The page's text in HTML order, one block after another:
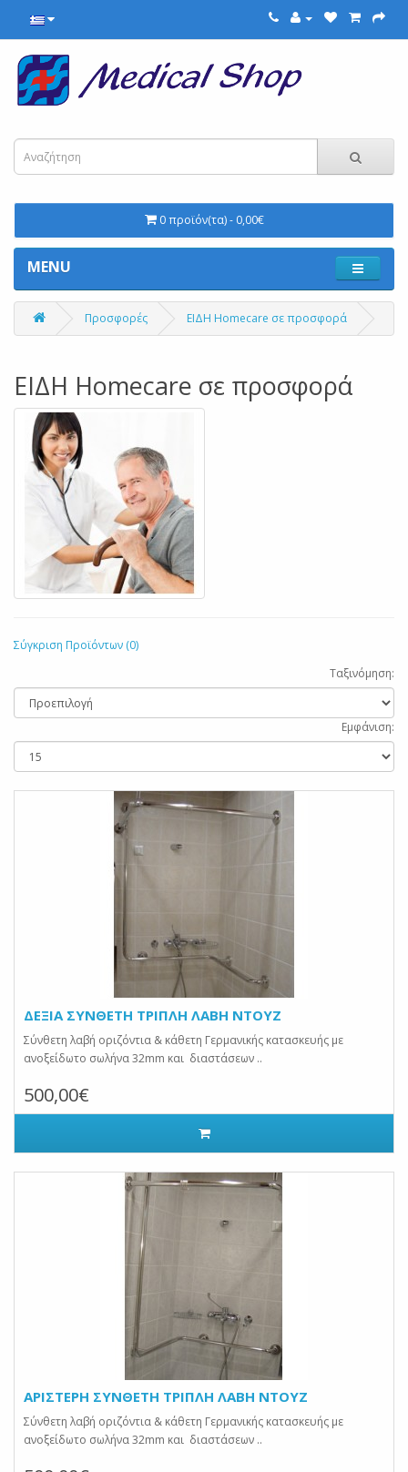
0 προϊόν(τα) - 0,00€
MENU
Προσφορές ΕΙΔΗ Homecare σε προσφορά
ΕΙΔΗ Homecare σε προσφορά
Σύγκριση Προϊόντων (0)
Ταξινόμηση:
Εμφάνιση:
ΔΕΞΙΑ ΣΥΝΘΕΤΗ ΤΡΙΠΛΗ ΛΑΒΗ ΝΤΟΥΖ
Σύνθετη λαβή οριζόντια & κάθετη Γερμανικής κατασκευής με
ανοξείδωτο σωλήνα 32mm και διαστάσεων ..
500,00€
ΑΡΙΣΤΕΡΗ ΣΥΝΘΕΤΗ ΤΡΙΠΛΗ ΛΑΒΗ ΝΤΟΥΖ
Σύνθετη λαβή οριζόντια & κάθετη Γερμανικής κατασκευής με
ανοξείδωτο σωλήνα 32mm και διαστάσεων ..